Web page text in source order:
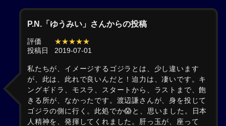
P.N.「ゆうみい」さんからの投稿
評価
★★★★★
投稿日
2019-07-01
私たちが、イメージするゴジラとは、少し違います
が、此は、此れで良いんだと！迫力は、凄いです。キ
ングギドラ、モスラ、スタートから、ラストまで、飽
きる所が、なかったです。渡辺謙さんが、身を投じて
ゴジラの側に行く。此処でか😱と、思いました。日本
人精神を、発揮してくれました。肝っ玉が、座って